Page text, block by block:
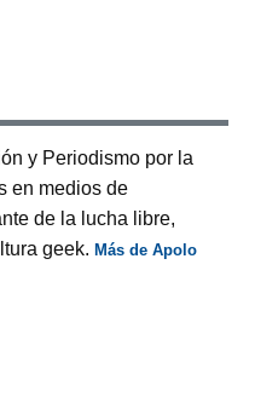
y Periodismo por la
en medios de
de la lucha libre,
geek.Más de Apolo